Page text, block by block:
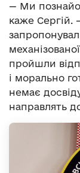
— Ми
каже Сергій.
пройшли
і морально
немає
направлять